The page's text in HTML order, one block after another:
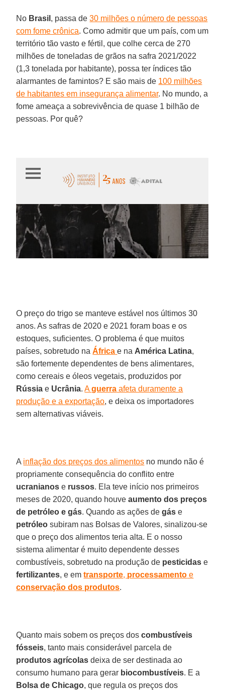
No Brasil , passa de30 milhões o número de pessoas
com fome crônica. Como admitir que um país, com um
território tão vasto e fértil, que colhe cerca de 270
milhões de toneladas de grãos na safra 2021/2022
(1,3 tonelada por habitante), possa ter índices tão
alarmantes de famintos? E são mais de 100 milhões
de habitantes em insegurança alimentar. No mundo, a
fome ameaça a sobrevivência de quase 1 bilhão de
pessoas. Por quê?
O preço do trigo se manteve estável nos últimos 30
anos. As safras de 2020 e 2021 foram boas e os
estoques, suficientes. O problema é que muitos
países, sobretudo naÁfrica e na América Latina,
são fortemente dependentes de bens alimentares,
como cereais e óleos vegetais, produzidos por
Rússia e Ucrânia.Aguerra afeta duramente a
produção e a exportação, e deixa os importadores
sem alternativas viáveis.
A inflação dos preços dos alimentos no mundo não é
propriamente consequência do conflito entre
ucranianos e russos. Ela teve início nos primeiros
meses de 2020, quando houveaumento dos preços
de petróleo e gás. Quando as ações degás e
petróleo subiram nas Bolsas de Valores, sinalizou-se
que o preço dos alimentos teria alta. E o nosso
sistema alimentar é muito dependente desses
combustíveis, sobretudo na produção de pesticidas e
fertilizantes, e emtransporte, processamento e
conservação dos produtos.
Quanto mais sobem os preços doscombustíveis
fósseis, tanto mais considerável parcela de
produtos agrícolas deixa de ser destinada ao
consumo humano para gerar biocombustíveis. E a
Bolsa de Chicago, que regula os preços dos